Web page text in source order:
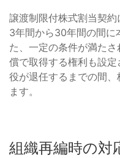
譲渡制限付株式割当契
3年間から30年間の間に
た、一定の条件が満た
償で取得する権利も設
役が退任するまでの間
ます。
組織再編時の対